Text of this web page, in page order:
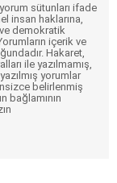
sütunları ifade
insan haklarına,
demokratik
içerik ve
Hakaret,
ile yazılmamış,
yorumlar
belirlenmiş
bağlamının